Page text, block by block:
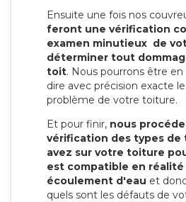
Ensuite une fois nos
feront une vérification
examen minutieux de
déterminer tout
toit. Nous pourrons être
dire avec précision exacte
problème de votre toiture.
Et pour finir, nous
vérification des types de
avez sur votre toiture
est compatible en
écoulement d'eau et
quels sont les défauts de